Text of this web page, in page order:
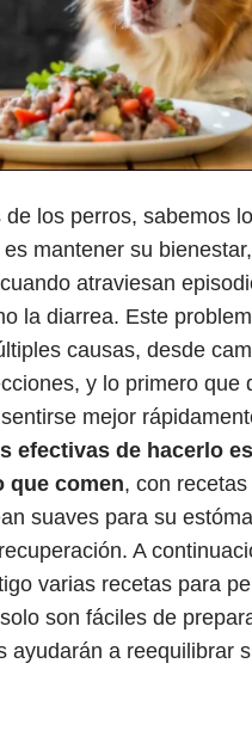
de los perros, sabemos lo
mantener su bienestar,
atraviesan
la diarrea. Este
causas, desde
y lo primero que
mejor
efectivas de hacerlo es
que comen, con
suaves para su
A
varias recetas para
son fáciles de
ayudarán a reequilibrar